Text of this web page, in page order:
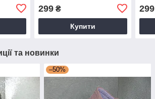
299₴
Купити
299
та новинки
–50%